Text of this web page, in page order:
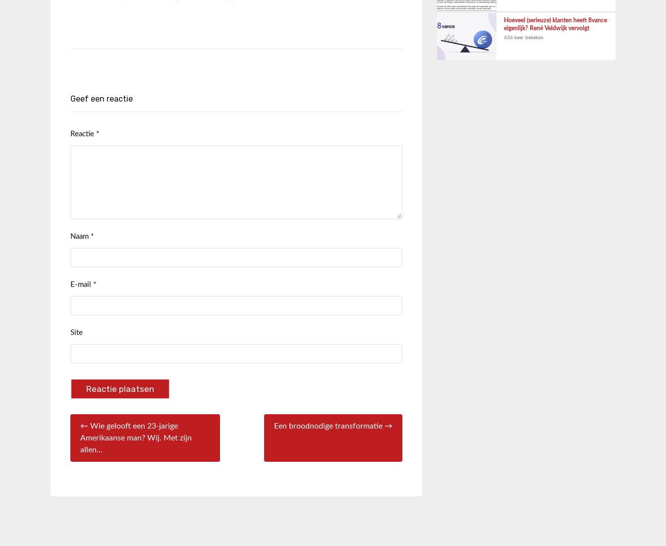
Geef een reactie
Reactie *
Naam *
E-mail *
Site
← Wie gelooft een 23-jarige
Amerikaanse man? Wij. Met zijn
allen…
Een broodnodige transformatie →
Hoeveel (serieuze) klanten heeft 8vance
eigenlijk? René Veldwijk vervolgt
636 keer bekeken